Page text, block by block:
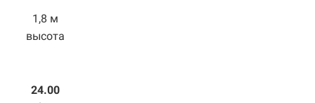
1,8 м
высота
24.00